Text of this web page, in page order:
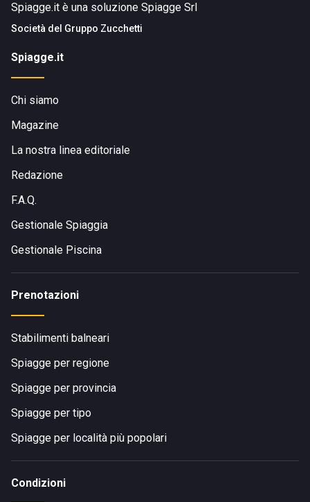
Spiagge.it è una soluzione Spiagge Srl
Società del Gruppo Zucchetti
Spiagge.it
Chi siamo
Magazine
La nostra linea editoriale
Redazione
F.A.Q.
Gestionale Spiaggia
Gestionale Piscina
Prenotazioni
Stabilimenti balneari
Spiagge per regione
Spiagge per provincia
Spiagge per tipo
Spiagge per località più popolari
Condizioni